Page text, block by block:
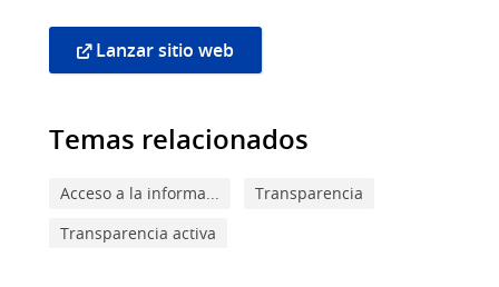
Lanzar sitio web
Temas relacionados
Acceso a la informa...
Transparencia
Transparencia activa